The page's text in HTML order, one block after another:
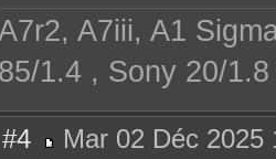
A7iii, A1
85/1.4 , Sony 20/
#4 Mar 02 Déc 2025